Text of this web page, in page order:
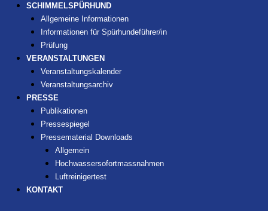
SCHIMMELSPÜRHUND
Allgemeine Informationen
Informationen für Spürhundeführer/in
Prüfung
VERANSTALTUNGEN
Veranstaltungskalender
Veranstaltungsarchiv
PRESSE
Publikationen
Pressespiegel
Pressematerial Downloads
Allgemein
Hochwassersofortmassnahmen
Luftreinigertest
KONTAKT